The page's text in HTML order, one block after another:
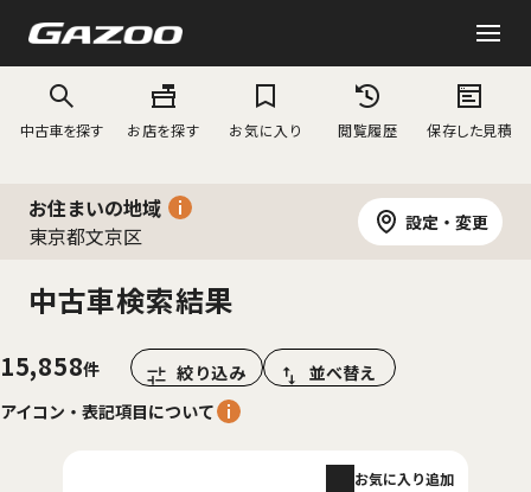
中古車を探す お店を探す お気に入り 閲覧履歴 保存した見積
お住まいの地域
東京都文京区
設定・変更
中古車検索結果
15,858 絞り込み
並べ替え
アイコン・表記項目について
お気に入り追加